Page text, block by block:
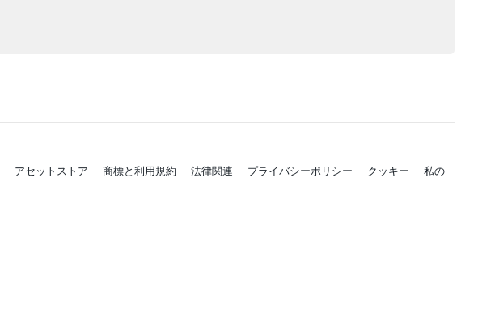
アセットストア 商標と利用規約 法律関連 プライバシーポリシー クッキー 私の